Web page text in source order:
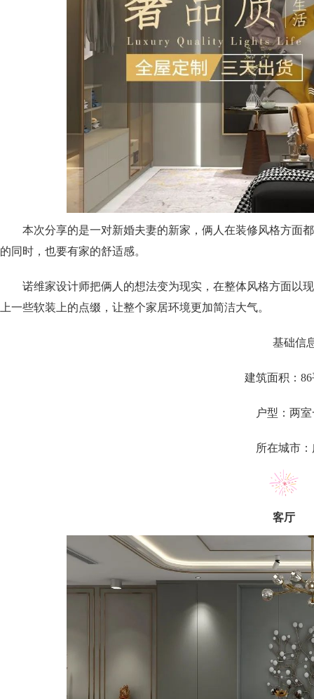
本次分享的是一对新婚夫妻的新家，俩人在装修风格方面
的同时，也要有家的舒适感。
诺维家设计师把俩人的想法变为现实，在整体风格方面以
上一些软装上的点缀，让整个家居环境更加简洁大气。
基础信
建筑面积：86
户型：两室
所在城市：
客厅